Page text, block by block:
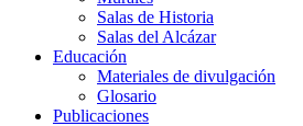
Salas de Historia
Salas del Alcázar
Educación
Materiales de divulgación
Glosario
Publicaciones